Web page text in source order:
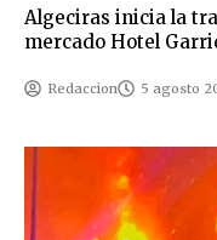
Algeciras inicia la
mercado Hotel
Redaccion 5 agosto